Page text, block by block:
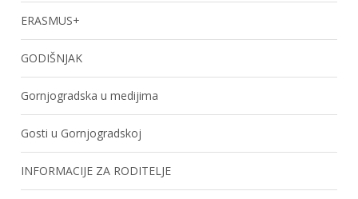
ERASMUS+
GODIŠNJAK
Gornjogradska u medijima
Gosti u Gornjogradskoj
INFORMACIJE ZA RODITELJE